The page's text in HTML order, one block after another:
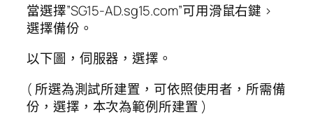
當選擇”SG15-AD.sg15.com”可用滑鼠右鍵 >
選擇備份。
以下圖，伺服器，選擇。
( 所選為測試所建置，可依照使用者，所需備
份，選擇，本次為範例所建置 )